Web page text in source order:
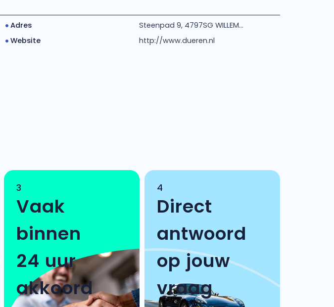
Adres
Steenpad 9, 4797SG WILLEM...
Website
http://www.dueren.nl
3
Vaak
binnen
24 uur
akkoord
4
Direct
antwoord
op jouw
vraag